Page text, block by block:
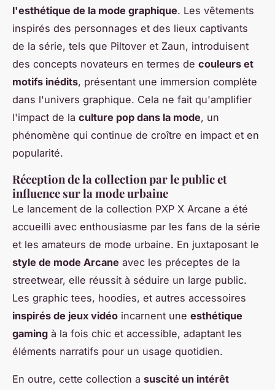
l'esthétique de la mode graphique. Les vêtements
inspirés des personnages et des lieux captivants
de la série, tels que Piltover et Zaun, introduisent
des concepts novateurs en termes de couleurs et
motifs inédits, présentant une immersion complète
dans l'univers graphique. Cela ne fait qu'amplifier
l'impact de la culture pop dans la mode, un
phénomène qui continue de croître en impact et en
popularité.
Réception de la collection par le public et
influence sur la mode urbaine
Le lancement de la collection PXP X Arcane a été
accueilli avec enthousiasme par les fans de la série
et les amateurs de mode urbaine. En juxtaposant le
style de mode Arcane avec les préceptes de la
streetwear, elle réussit à séduire un large public.
Les graphic tees, hoodies, et autres accessoires
inspirés de jeux vidéo incarnent une esthétique
gaming à la fois chic et accessible, adaptant les
éléments narratifs pour un usage quotidien.
En outre, cette collection a suscité un intérêt